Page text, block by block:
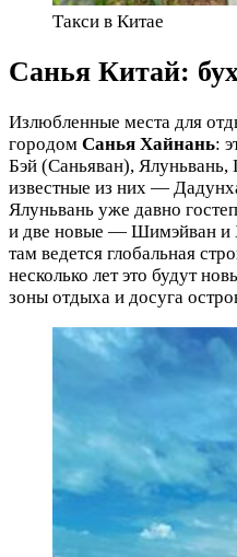
Такси в Китае
Санья Китай:
Излюбленные места для
городом Санья Хайнань:
Бэй (Саньяван),
известные из них —
Ялуньвань уже давно
и две новые — Шимэйван и
там ведется глобальная
несколько лет это будут
зоны отдыха и досуга